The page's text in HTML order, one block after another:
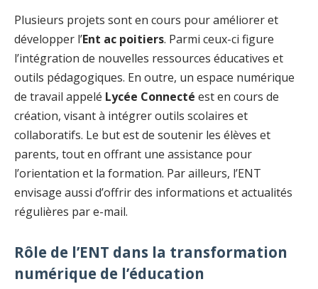
Plusieurs projets sont en cours pour améliorer et
développer l’Ent ac poitiers. Parmi ceux-ci figure
l’intégration de nouvelles ressources éducatives et
outils pédagogiques. En outre, un espace numérique
de travail appelé Lycée Connecté est en cours de
création, visant à intégrer outils scolaires et
collaboratifs. Le but est de soutenir les élèves et
parents, tout en offrant une assistance pour
l’orientation et la formation. Par ailleurs, l’ENT
envisage aussi d’offrir des informations et actualités
régulières par e-mail.
Rôle de l’ENT dans la transformation
numérique de l’éducation